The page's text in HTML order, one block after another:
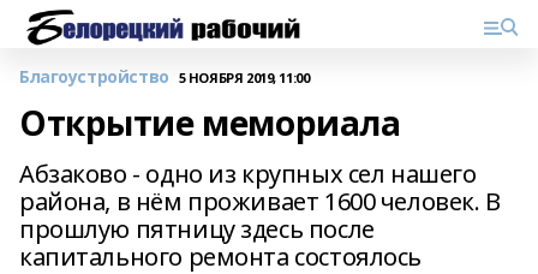
Благоустройство 5 НОЯБРЯ 2019, 11:00
Открытие мемориала
Абзаково - одно из крупных сел нашего
района, в нём проживает 1600 человек. В
прошлую пятницу здесь после
капитального ремонта состоялось